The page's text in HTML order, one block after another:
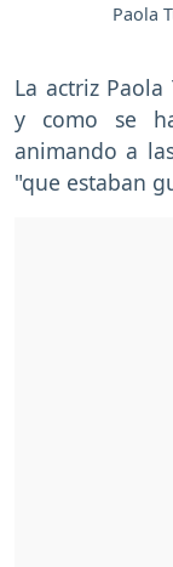
Paola
La actriz
y como se
animando a
"que estaban